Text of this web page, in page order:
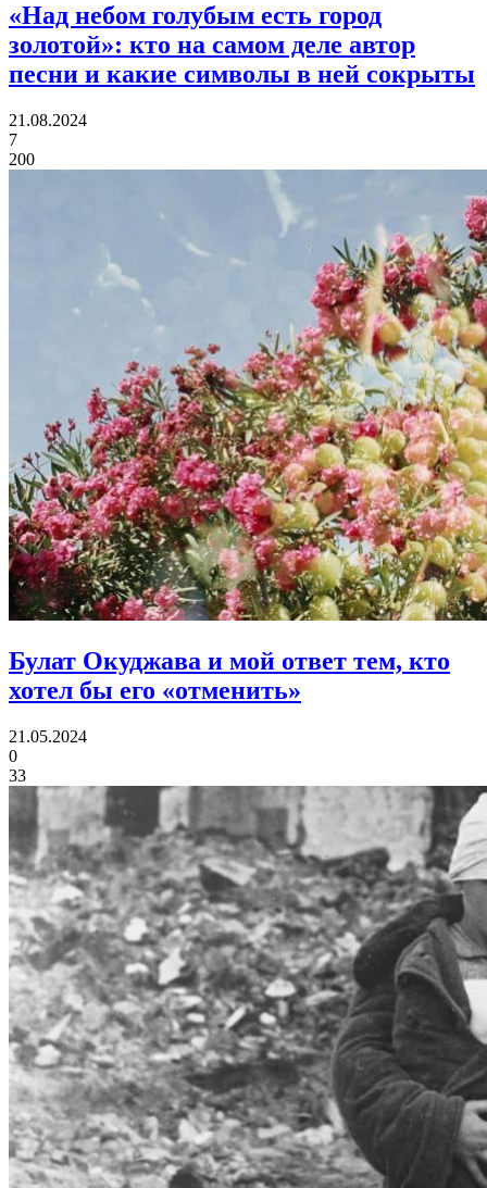
«Над небом голубым есть город
золотой»: кто на самом деле автор
песни и какие символы в ней сокрыты
21.08.2024
7
200
Булат Окуджава и мой ответ тем, кто
хотел бы его «отменить»
21.05.2024
0
33